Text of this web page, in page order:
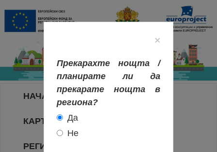
НАЧАЛО
КАРТА НА РЕГИОНИТЕ
РЕГИОНИ
×
Прекарахте нощта /
планирате ли да
прекарате нощта в
региона?
Да
Не